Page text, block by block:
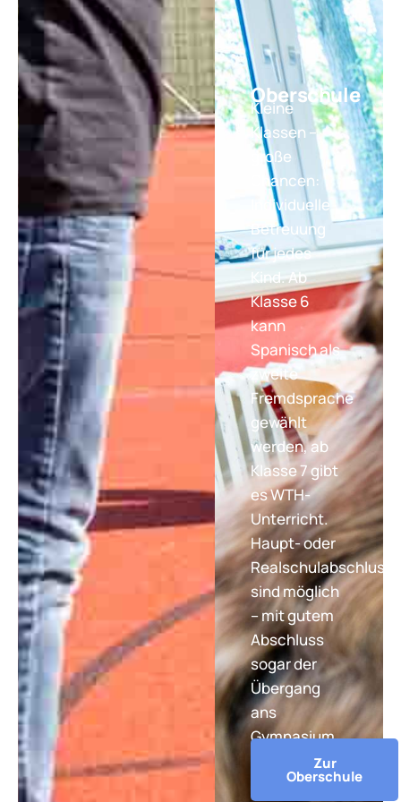
Oberschule
Kleine
Klassen –
große
Chancen:
Individuelle
Betreuung
für jedes
Kind. Ab
Klasse 6
kann
Spanisch als
zweite
Fremdsprache
gewählt
werden, ab
Klasse 7 gibt
es WTH-
Unterricht.
Haupt- oder
Realschulabschluss
sind möglich
– mit gutem
Abschluss
sogar der
Übergang
ans
Gymnasium.
Zur
Oberschule